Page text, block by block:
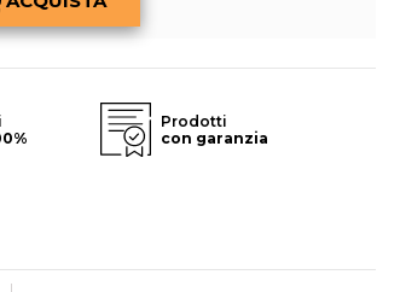
Prodotti
con garanzia